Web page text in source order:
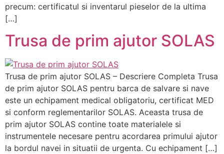
precum: certificatul si inventarul pieselor de la ultima
[…]
Trusa de prim ajutor SOLAS
Trusa de prim ajutor SOLAS – Descriere Completa Trusa
de prim ajutor SOLAS pentru barca de salvare si nave
este un echipament medical obligatoriu, certificat MED
si conform reglementarilor SOLAS. Aceasta trusa de
prim ajutor SOLAS contine toate materialele si
instrumentele necesare pentru acordarea primului ajutor
la bordul navei in situatii de urgenta. Cu echipament […]